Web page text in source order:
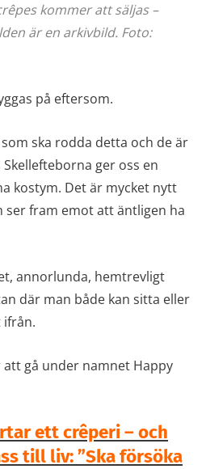
kommer att säljas –
är en arkivbild. Foto:
på eftersom.
ska rodda detta och de är
ger oss en
kostym. Det är mycket nytt
ser fram emot att äntligen ha
annorlunda, hemtrevligt
där man både kan sitta eller
ifrån.
gå under namnet Happy
ett crêperi – och
till liv: ”Ska försöka